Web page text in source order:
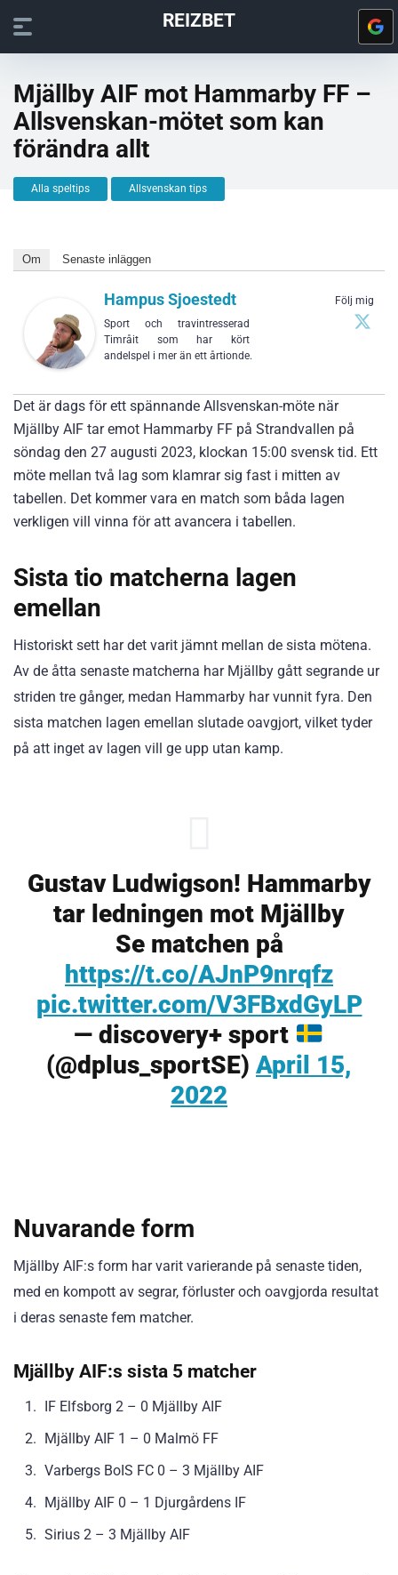
REIZBET
Mjällby AIF mot Hammarby FF –
Allsvenskan-mötet som kan
förändra allt
Alla speltips Allsvenskan tips
Om Senaste inläggen
Följ mig
Hampus Sjoestedt
Sport och travintresserad
Timråit som har kört
andelspel i mer än ett årtionde.
Det är dags för ett spännande Allsvenskan-möte när
Mjällby AIF tar emot Hammarby FF på Strandvallen på
söndag den 27 augusti 2023, klockan 15:00 svensk tid. Ett
möte mellan två lag som klamrar sig fast i mitten av
tabellen. Det kommer vara en match som båda lagen
verkligen vill vinna för att avancera i tabellen.
Sista tio matcherna lagen
emellan
Historiskt sett har det varit jämnt mellan de sista mötena.
Av de åtta senaste matcherna har Mjällby gått segrande ur
striden tre gånger, medan Hammarby har vunnit fyra. Den
sista matchen lagen emellan slutade oavgjort, vilket tyder
på att inget av lagen vill ge upp utan kamp.
Gustav Ludwigson! Hammarby
tar ledningen mot Mjällby
Se matchen på
https://t.co/AJnP9nrqfz
pic.twitter.com/V3FBxdGyLP
— discovery+ sport
(@dplus_sportSE) April 15,
2022
Nuvarande form
Mjällby AIF:s form har varit varierande på senaste tiden,
med en kompott av segrar, förluster och oavgjorda resultat
i deras senaste fem matcher.
Mjällby AIF:s sista 5 matcher
IF Elfsborg 2 – 0 Mjällby AIF
Mjällby AIF 1 – 0 Malmö FF
Varbergs BoIS FC 0 – 3 Mjällby AIF
Mjällby AIF 0 – 1 Djurgårdens IF
Sirius 2 – 3 Mjällby AIF